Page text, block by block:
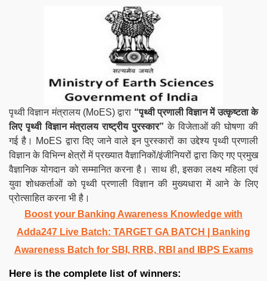
पृथ्वी विज्ञान मंत्रालय (MoES) द्वारा “पृथ्वी प्रणाली विज्ञान में उत्कृष्टता के
लिए पृथ्वी विज्ञान मंत्रालय राष्ट्रीय पुरस्कार” के विजेताओं की घोषणा की
गई है। MoES द्वारा दिए जाने वाले इन पुरस्कारों का उद्देश्य पृथ्वी प्रणाली
विज्ञान के विभिन्न क्षेत्रों में प्रख्यात वैज्ञानिकों/इंजीनियरों द्वारा किए गए प्रमुख
वैज्ञानिक योगदान को सम्मानित करना है। साथ ही, इसका लक्ष्य महिला एवं
युवा शोधकर्ताओं को पृथ्वी प्रणाली विज्ञान की मुख्यधारा में आने के लिए
प्रोत्साहित करना भी है।
Boost your Banking Awareness Knowledge with
Adda247 Live Batch: TARGET GA BATCH
| Banking
Awareness Batch for SBI, RRB, RBI and IBPS Exams
Here is the complete list of winners: